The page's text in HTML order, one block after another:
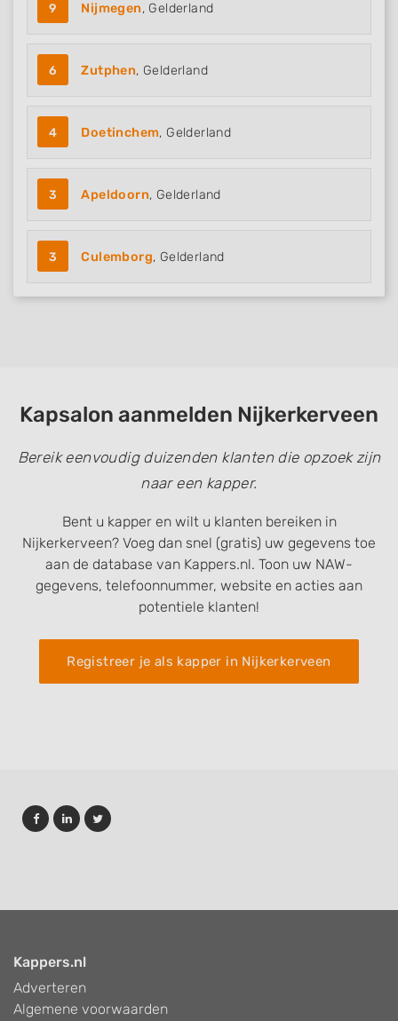
9 Nijmegen, Gelderland
6 Zutphen, Gelderland
4 Doetinchem, Gelderland
3 Apeldoorn, Gelderland
3 Culemborg, Gelderland
Kapsalon aanmelden Nijkerkerveen
Bereik eenvoudig duizenden klanten die opzoek zijn
naar een kapper.
Bent u kapper en wilt u klanten bereiken in
Nijkerkerveen? Voeg dan snel (gratis) uw gegevens toe
aan de database van Kappers.nl. Toon uw NAW-
gegevens, telefoonnummer, website en acties aan
potentiele klanten!
Registreer je als kapper in Nijkerkerveen
Kappers.nl
Adverteren
Algemene voorwaarden